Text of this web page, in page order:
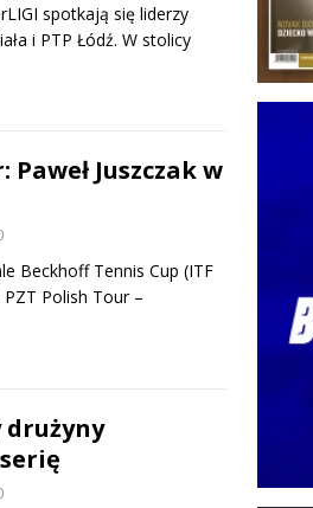
spotkają się liderzy
i PTP Łódź. W stolicy
Paweł Juszczak w
Beckhoff Tennis Cup (ITF
Polish Tour –
drużyny